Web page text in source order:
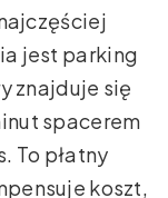
jest parking
znajduje się
spacerem
To płatny
koszt,